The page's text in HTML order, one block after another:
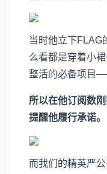
当时他立下FLAG
么看都是穿着小
整活的必备项目
所以在他订阅数
提醒他履行承诺。
而我们的精英严